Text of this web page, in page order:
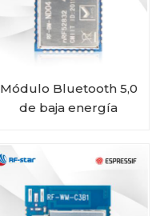
Módulo Bluetooth 5,0
de baja energía
BM-ND04